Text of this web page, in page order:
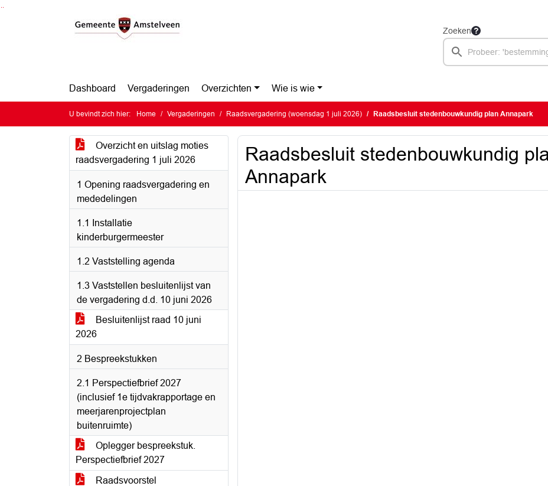
Zoeken
Dashboard Vergaderingen Overzichten Wie is wie
U bevindt zich hier: Home Vergaderingen Raadsvergadering (woensdag 1 juli 2026) Raadsbesluit stedenbouwkundig plan Annapark
Overzicht en uitslag moties
raadsvergadering 1 juli 2026
1 Opening raadsvergadering en
mededelingen
1.1 Installatie
kinderburgermeester
1.2 Vaststelling agenda
1.3 Vaststellen besluitenlijst van
de vergadering d.d. 10 juni 2026
Besluitenlijst raad 10 juni
2026
2 Bespreekstukken
2.1 Perspectiefbrief 2027
(inclusief 1e tijdvakrapportage en
meerjarenprojectplan
buitenruimte)
Oplegger bespreekstuk.
Perspectiefbrief 2027
Raadsvoorstel
Raadsbesluit stedenbouwkundig
Annapark